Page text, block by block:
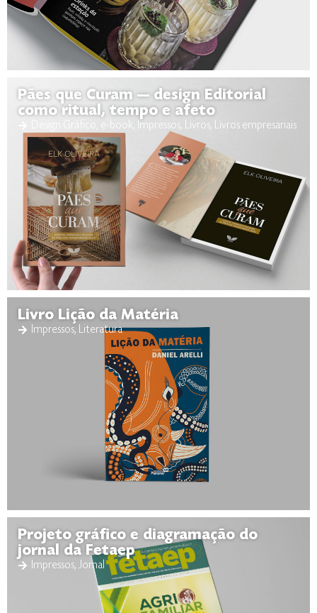
Pães que Curam — design Editorial
como ritual, tempo e afeto
Design Gráfico, e-book, Impressos, Livros, Livros empresariais
Livro Lição da Matéria
Impressos, Literatura
Projeto gráfico e diagramação do
jornal da Fetaep
Impressos, Jornal